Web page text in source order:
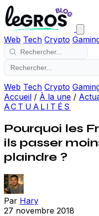
Web Tech Crypto
Web Tech Crypto
Accueil / À la une /
ACTUALITÉS
Pourquoi les
ils passer
plaindre ?
Par Hary
27 novembre 2018